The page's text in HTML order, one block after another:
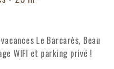
Le Barcarès, Beau
WIFI et parking privé !